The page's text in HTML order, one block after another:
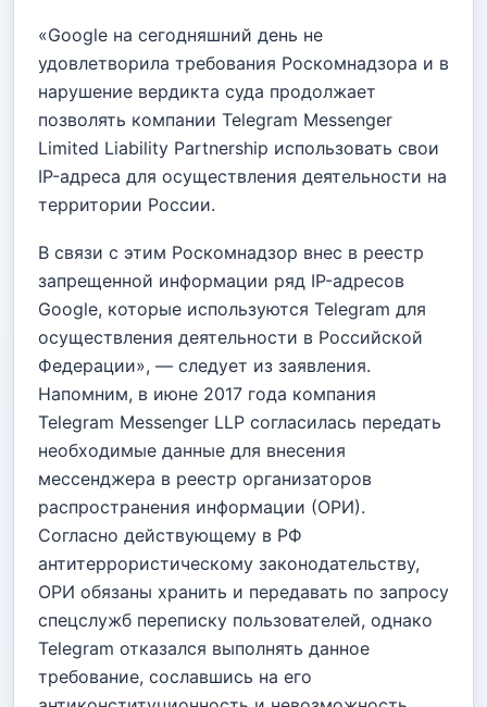
«Google на сегодняшний день не
удовлетворила требования Роскомнадзора и в
нарушение вердикта суда продолжает
позволять компании Telegram Messenger
Limited Liability Partnership использовать свои
IP-адреса для осуществления деятельности на
территории России.
В связи с этим Роскомнадзор внес в реестр
запрещенной информации ряд IP-адресов
Google, которые используются Telegram для
осуществления деятельности в Российской
Федерации», — следует из заявления.
Напомним, в июне 2017 года компания
Telegram Messenger LLP согласилась передать
необходимые данные для внесения
мессенджера в реестр организаторов
распространения информации (ОРИ).
Согласно действующему в РФ
антитеррористическому законодательству,
ОРИ обязаны хранить и передавать по запросу
спецслужб переписку пользователей, однако
Telegram отказался выполнять данное
требование, сославшись на его